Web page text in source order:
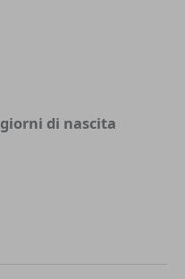
giorni di nascita